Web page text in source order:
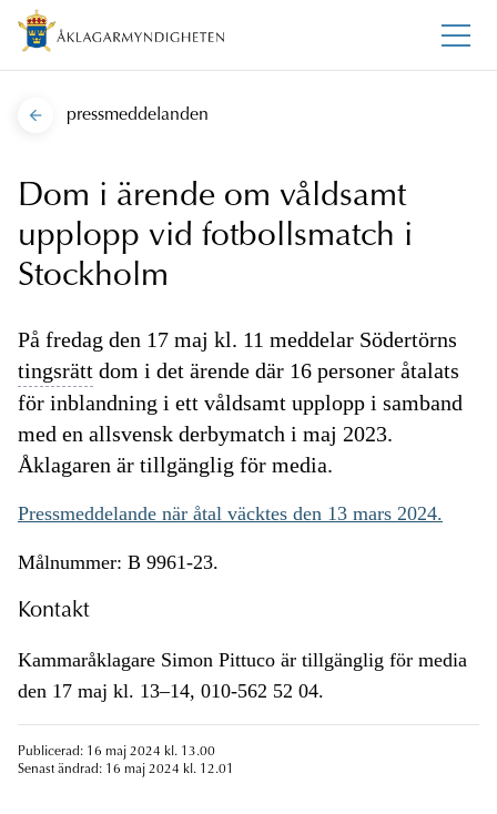
pressmeddelanden
Dom i ärende om våldsamt
upplopp vid fotbollsmatch i
Stockholm
På fredag den 17 maj kl. 11 meddelar Södertörns
tingsrätt dom i det ärende där 16 personer åtalats
för inblandning i ett våldsamt upplopp i samband
med en allsvensk derbymatch i maj 2023.
Åklagaren är tillgänglig för media.
Pressmeddelande när åtal väcktes den 13 mars 2024.
Målnummer: B 9961-23.
Kontakt
Kammaråklagare Simon Pittuco är tillgänglig för media
den 17 maj kl. 13–14, 010-562 52 04.
Publicerad: 16 maj 2024 kl. 13.00
Senast ändrad: 16 maj 2024 kl. 12.01